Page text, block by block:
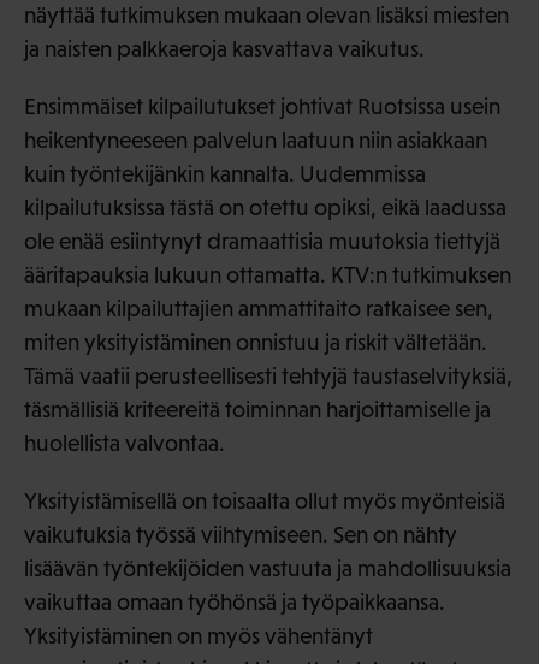
näyttää tutkimuksen mukaan olevan lisäksi miesten
ja naisten palkkaeroja kasvattava vaikutus.
Ensimmäiset kilpailutukset johtivat Ruotsissa usein
heikentyneeseen palvelun laatuun niin asiakkaan
kuin työntekijänkin kannalta. Uudemmissa
kilpailutuksissa tästä on otettu opiksi, eikä laadussa
ole enää esiintynyt dramaattisia muutoksia tiettyjä
ääritapauksia lukuun ottamatta. KTV:n tutkimuksen
mukaan kilpailuttajien ammattitaito ratkaisee sen,
miten yksityistäminen onnistuu ja riskit vältetään.
Tämä vaatii perusteellisesti tehtyjä taustaselvityksiä,
täsmällisiä kriteereitä toiminnan harjoittamiselle ja
huolellista valvontaa.
Yksityistämisellä on toisaalta ollut myös myönteisiä
vaikutuksia työssä viihtymiseen. Sen on nähty
lisäävän työntekijöiden vastuuta ja mahdollisuuksia
vaikuttaa omaan työhönsä ja työpaikkaansa.
Yksityistäminen on myös vähentänyt